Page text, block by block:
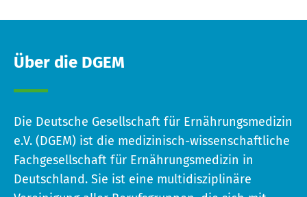
Über die DGEM
Die Deutsche Gesellschaft für Ernährungsmedizin
e.V. (DGEM) ist die medizinisch-wissenschaftliche
Fachgesellschaft für Ernährungsmedizin in
Deutschland. Sie ist eine multidisziplinäre